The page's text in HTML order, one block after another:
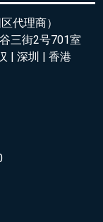
代理商）
三街2号701室
| 深圳 | 香港